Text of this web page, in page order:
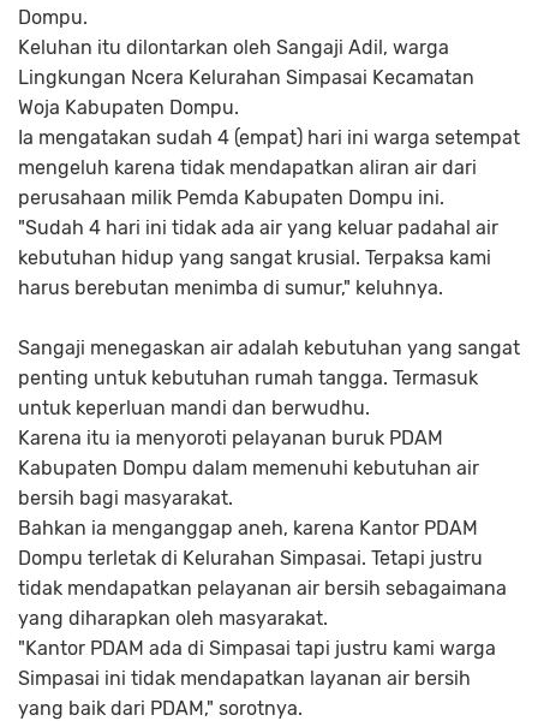
Dompu.
Keluhan itu dilontarkan oleh Sangaji Adil, warga
Lingkungan Ncera Kelurahan Simpasai Kecamatan
Woja Kabupaten Dompu.
Ia mengatakan sudah 4 (empat) hari ini warga setempat
mengeluh karena tidak mendapatkan aliran air dari
perusahaan milik Pemda Kabupaten Dompu ini.
"Sudah 4 hari ini tidak ada air yang keluar padahal air
kebutuhan hidup yang sangat krusial. Terpaksa kami
harus berebutan menimba di sumur," keluhnya.
Sangaji menegaskan air adalah kebutuhan yang sangat
penting untuk kebutuhan rumah tangga. Termasuk
untuk keperluan mandi dan berwudhu.
Karena itu ia menyoroti pelayanan buruk PDAM
Kabupaten Dompu dalam memenuhi kebutuhan air
bersih bagi masyarakat.
Bahkan ia menganggap aneh, karena Kantor PDAM
Dompu terletak di Kelurahan Simpasai. Tetapi justru
tidak mendapatkan pelayanan air bersih sebagaimana
yang diharapkan oleh masyarakat.
"Kantor PDAM ada di Simpasai tapi justru kami warga
Simpasai ini tidak mendapatkan layanan air bersih
yang baik dari PDAM," sorotnya.